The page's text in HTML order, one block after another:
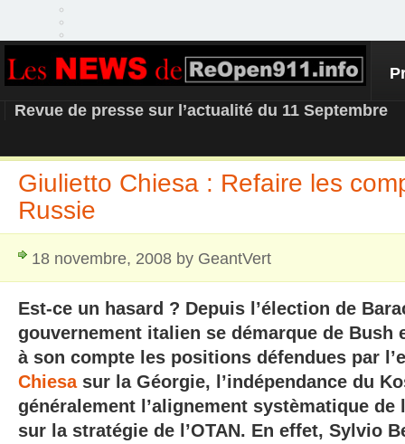
REOPEN911 – NEWS
Revue de presse sur l’actualité du 11 Septembre
Giulietto Chiesa : Refaire les
Russie
18 novembre, 2008 by GeantVert
Est-ce un hasard ? Depuis l’élection de
gouvernement italien se démarque de Bush
à son compte les positions défendues par
Chiesasur la Géorgie, l’indépendance du
généralement l’alignement systèmatique de
sur la stratégie de l’OTAN. En effet, Sylvio